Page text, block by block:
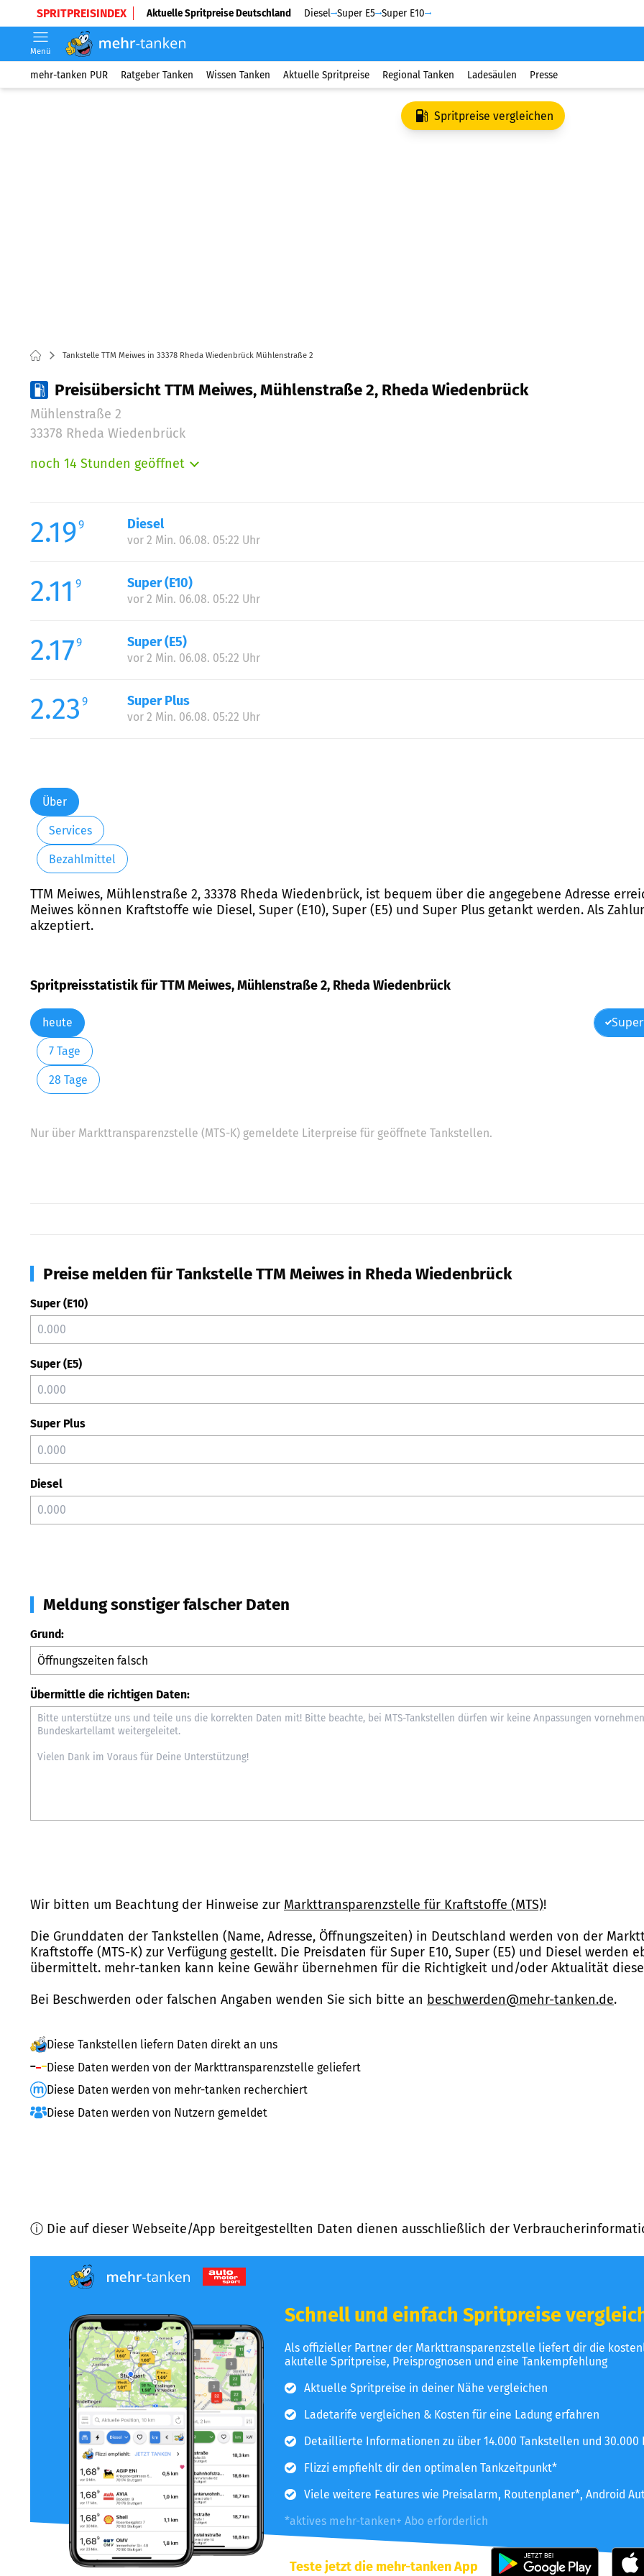
SPRITPREISINDEX Aktuelle Spritpreise Deutschland Diesel Super E5 Super E10
Menü
mehr-tanken PUR Ratgeber Tanken Wissen Tanken Aktuelle Spritpreise Regional Tanken Ladesäulen Presse
Spritpreise vergleichen
Tankstelle TTM Meiwes in 33378 Rheda Wiedenbrück Mühlenstraße 2
Preisübersicht TTM Meiwes, Mühlenstraße 2, Rheda Wiedenbrück
Mühlenstraße 2
33378 Rheda Wiedenbrück
noch 14 Stunden geöffnet
Mittwoch:
Donnerstag:
Samstag:
Sonntag:
2.199 Diesel
vor 2 Min. 06.08. 05:22 Uhr
2.11 9 Super (E10)
vor 2 Min. 06.08. 05:22 Uhr
2.179 Super (E5)
vor 2 Min. 06.08. 05:22 Uhr
2.23 9 Super Plus
vor 2 Min. 06.08. 05:22 Uhr
Über
Services
Bezahlmittel
TTM Meiwes, Mühlenstraße 2, 33378 Rheda Wiedenbrück, ist bequem über die angegebene Adresse
Meiwes können Kraftstoffe wie Diesel, Super (E10), Super (E5) und Super Plus getankt werden. Als
akzeptiert.
Spritpreisstatistik für TTM Meiwes, Mühlenstraße 2, Rheda Wiedenbrück
heute
7 Tage
28 Tage
Nur über Markttransparenzstelle (MTS-K) gemeldete Literpreise für geöffnete Tankstellen.
Preise melden für Tankstelle TTM Meiwes in Rheda Wiedenbrück
Super (E10)
Super (E5)
Super Plus
Diesel
Meldung sonstiger falscher Daten
Grund:
Übermittle die richtigen Daten:
Wir bitten um Beachtung der Hinweise zur Markttransparenzstelle für Kraftstoffe (MTS)!
Die Grunddaten der Tankstellen (Name, Adresse, Öffnungszeiten) in Deutschland werden von der
Kraftstoffe (MTS-K) zur Verfügung gestellt. Die Preisdaten für Super E10, Super (E5) und Diesel werden
übermittelt. mehr-tanken kann keine Gewähr übernehmen für die Richtigkeit und/oder Aktualität
Bei Beschwerden oder falschen Angaben wenden Sie sich bitte an beschwerden@mehr-tanken.de.
Diese Tankstellen liefern Daten direkt an uns
Diese Daten werden von der Markttransparenzstelle geliefert
Diese Daten werden von mehr-tanken recherchiert
Diese Daten werden von Nutzern gemeldet
ⓘ Die auf dieser Webseite/App bereitgestellten Daten dienen ausschließlich der
Schnell und einfach Spritpreise
Als offizieller Partner der Markttransparenzstelle liefert dir die
akutelle Spritpreise, Preisprognosen und eine Tankempfehlung
Aktuelle Spritpreise in deiner Nähe vergleichen
Ladetarife vergleichen & Kosten für eine Ladung erfahren
Detaillierte Informationen zu über 14.000 Tankstellen und 30.000
Flizzi empfiehlt dir den optimalen Tankzeitpunkt*
Viele weitere Features wie Preisalarm, Routenplaner*, Android
*aktives mehr-tanken+ Abo erforderlich
Teste jetzt die mehr-tanken App